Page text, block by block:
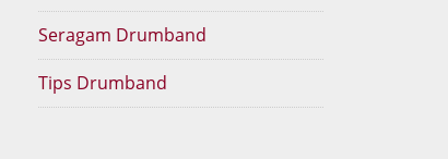
Seragam Drumband
Tips Drumband